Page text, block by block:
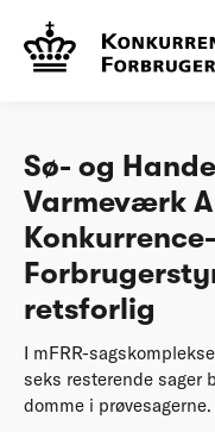
Afgørelser
A
Sø- og
Varmeværk A
retsforlig
I mFRR-
seks resterende sager
domme i prøvesagerne.